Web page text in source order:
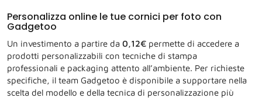
Personalizza online le tue cornici per foto con
Gadgetoo
Un investimento a partire da 0,12€ permette di accedere a
prodotti personalizzabili con tecniche di stampa
professionali e packaging attento all’ambiente. Per richieste
specifiche, il team Gadgetoo è disponibile a supportare nella
scelta del modello e della tecnica di personalizzazione più